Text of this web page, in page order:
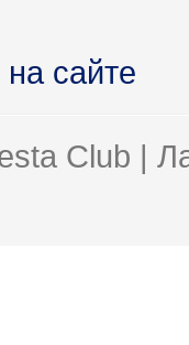
сайте
Club |